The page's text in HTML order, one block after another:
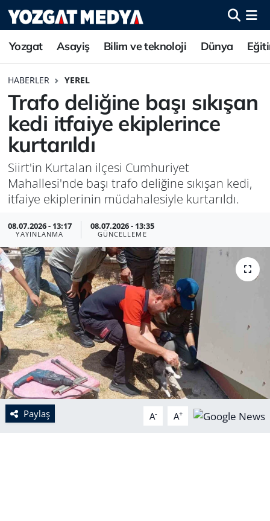
Yozgat Asayiş Bilim ve teknoloji Dünya
HABERLER YEREL
Trafo deliğine başı sıkışan
kedi itfaiye ekiplerince
kurtarıldı
Siirt'in Kurtalan ilçesi Cumhuriyet
Mahallesi'nde başı trafo deliğine sıkışan kedi,
itfaiye ekiplerinin müdahalesiyle kurtarıldı.
08.07.2026 - 13:17
YAYINLANMA
08.07.2026 - 13:35
GÜNCELLEME
Paylaş A- A+